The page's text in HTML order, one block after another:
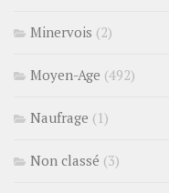
Minervois (2)
Moyen-Age (492)
Naufrage (1)
Non classé (3)